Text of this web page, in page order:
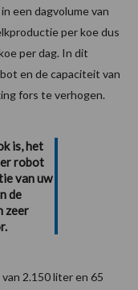
een dagvolume van
per koe dus
per dag. In dit
en de capaciteit van
fors te verhogen.
is, het
robot
van uw
de
zeer
2.150 liter en 65